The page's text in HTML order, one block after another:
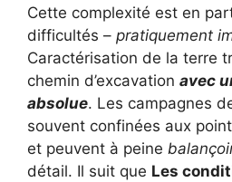
Cette complexité est en
difficultés – pratiquement
Caractérisation de la terre
chemin d’excavation avec
absolue. Les campagnes
souvent confinées aux
et peuvent à peine
détail. Il suit que Les